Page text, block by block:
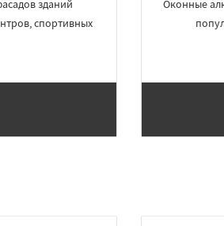
×
зданий
спортивных
Оконные